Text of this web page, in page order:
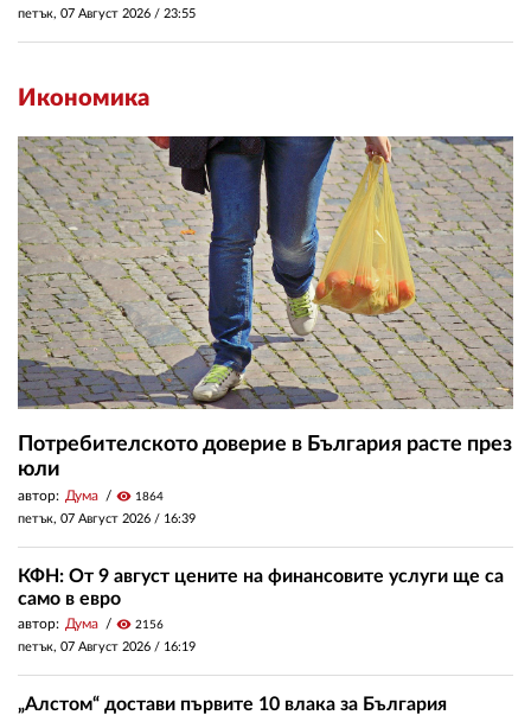
петък, 07 Август 2026 / 23:55
Икономика
Потребителското доверие в България расте през
юли
автор: Дума visibility 1864
петък, 07 Август 2026 / 16:39
КФН: От 9 август цените на финансовите услуги ще са
само в евро
автор: Дума visibility 2156
петък, 07 Август 2026 / 16:19
„Алстом“ достави първите 10 влака за България